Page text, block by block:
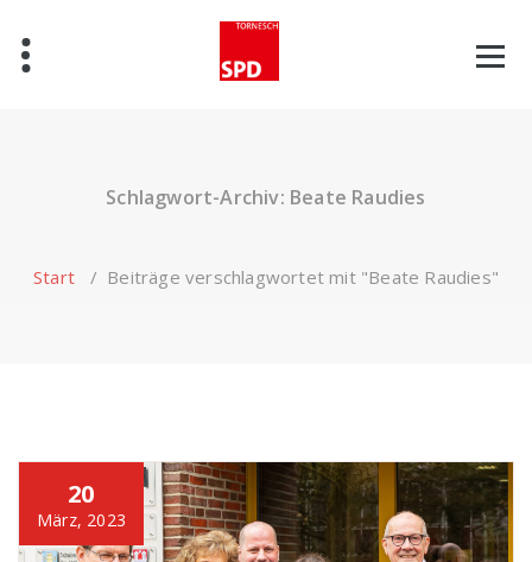
Inhalt
springen
Schlagwort-Archiv: Beate Raudies
Start/ Beiträge verschlagwortet mit "Beate Raudies"
20
März, 2023